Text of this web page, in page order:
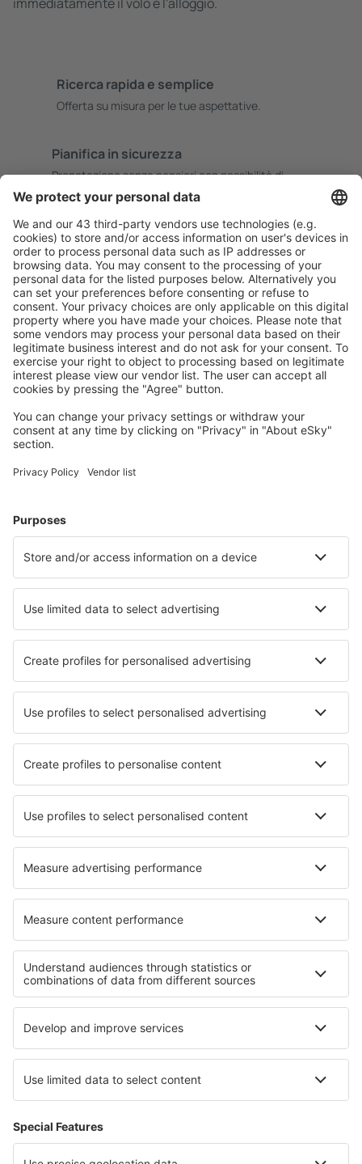
Ricerca rapida e semplice
Offerta su misura per le tue aspettative.
Pianifica in sicurezza
Prenotazione senza pensieri con possibilità di
cancellazione gratuita.
Risparmia di più
Prezzi attraenti e offerte speciali per gli utenti registrati.
L’alloggio che ti piace
Scegli tra oltre 1,3 milioni di strutture: hotel, lodge,
appartamenti e altri.
Hotel negli Stati Uniti d'America - Città popolari
Hotel in Davenport Hotel in Killington
Hotel in New Smyrna Beach Hotel in Murrells Inlet
I migliori hotel - città
Hotel in Vilters-Wangs Hotel in Ban Pa Khlok
Hotel in Waidhofen an der Thaya Hotel Rakova
Hotel in Garachico Hotel in Boussu
Hotel in Los Padres National Forest
Hotel in Grand Teton National Park Hotel in California
Hotel nella Francia Hotel in Marocco
Hotel a Valparaíso Hotel in Libertador
Hotel a Parco nazionale Bontebok